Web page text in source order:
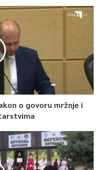
o govoru mržnje i